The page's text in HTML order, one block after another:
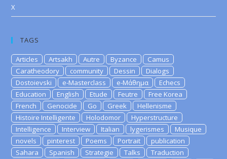
X
TAGS
Articles Artsakh Autre Byzance
Camus
Caratheodory
community Dessin
Dialogs
Dostoievski
e-Masterclass e-Μάθημα
Echecs
Education
English Etude Feutre
Free Korea
French
Genocide Go Greek
Hellenisme
Histoire Intelligente
Holodomor
Hyperstructure
Intelligence
Interview Italian lygerismes
Musique
novels
pinterest Poems Portrait
publication
Sahara
Spanish Strategie Talks
Traduction